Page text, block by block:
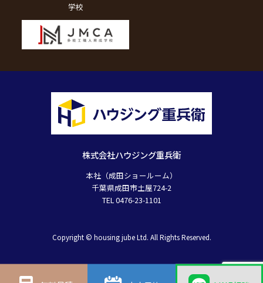
株式会社ハウジング重兵衛
本社（成田ショールーム）
千葉県成田市土屋724-2
TEL 0476-23-1101
学校
Copyright © housing jube Ltd. All Rights Reserved.